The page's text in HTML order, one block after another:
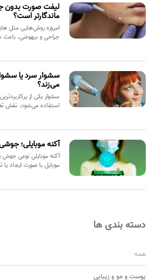
ماندگارتر است؟
امروزه روش‌هایی مثل
جراحی و بیهوشی،
سشوار سرد یا
می‌زند؟
سشوار یکی از
استفاده می‌شود، نقش
آکنه موبایلی؛
آکنه موبایلی نوعی
موبایل با صورت ایجاد
دسته بندی ها
همه
پوست و مو و زیبایی